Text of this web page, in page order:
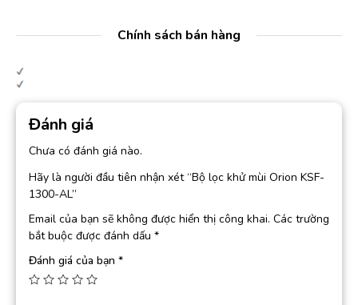
Chính sách bán hàng
Đánh giá
Chưa có đánh giá nào.
Hãy là người đầu tiên nhận xét “Bộ lọc khử mùi Orion KSF-
1300-AL”
Email của bạn sẽ không được hiển thị công khai. Các trường
bắt buộc được đánh dấu *
Đánh giá của bạn *